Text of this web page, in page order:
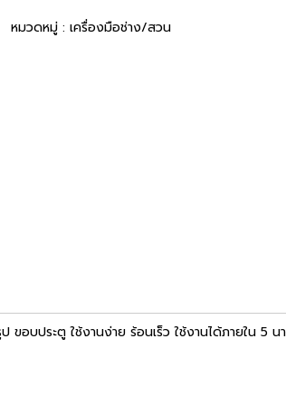
หมวดหมู่ : เครื่องมือช่าง/สวน
บประตู ใช้งานง่าย ร้อนเร็ว ใช้งานได้ภายใน 5